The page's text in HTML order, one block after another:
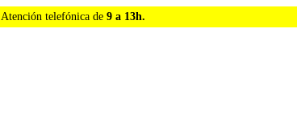
Atención telefónica de 9 a 13h.